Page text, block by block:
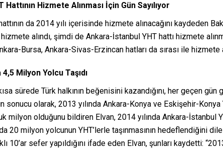
Hizmete Alınması İçin Gün Sayılıyor
da 2014 yılı içerisinde hizmete alınacağını kaydeden
alındı, şimdi de Ankara-İstanbul YHT hattı hizmete
Bursa, Ankara-Sivas-Erzincan hatları da sırası ile hizmete
4,5 Milyon Yolcu Taşıdı
sürede Türk halkının beğenisini kazandığını, her geçen
sonucu olarak, 2013 yılında Ankara-Konya ve Eskişehir-Konya
milyon olduğunu bildiren Elvan, 2014 yılında Ankara-İstanbul
20 milyon yolcunun YHT’lerle taşınmasının hedeflendiğini
10’ar sefer yapıldığını ifade eden Elvan, şunları kaydetti: